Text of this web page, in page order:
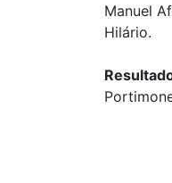
Manuel
Hilário.